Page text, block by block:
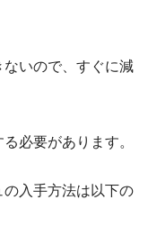
いので、すぐに減
必要があります。
入手方法は以下の